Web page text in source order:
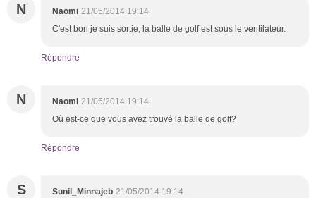
N Naomi 21/05/2014 19:14
C'est bon je suis sortie, la balle de golf est sous le ventilateur.
Répondre
N Naomi 21/05/2014 19:14
Où est-ce que vous avez trouvé la balle de golf?
Répondre
S Sunil_Minnajeb 21/05/2014 19:14